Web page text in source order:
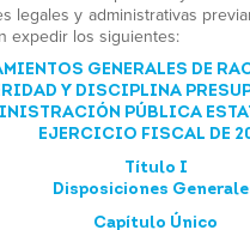
legales y administrativas
expedir los siguientes:
GENERALES DE
Y DISCIPLINA
PÚBLICA
EJERCICIO FISCAL DE
Título I
Disposiciones
Capítulo Único